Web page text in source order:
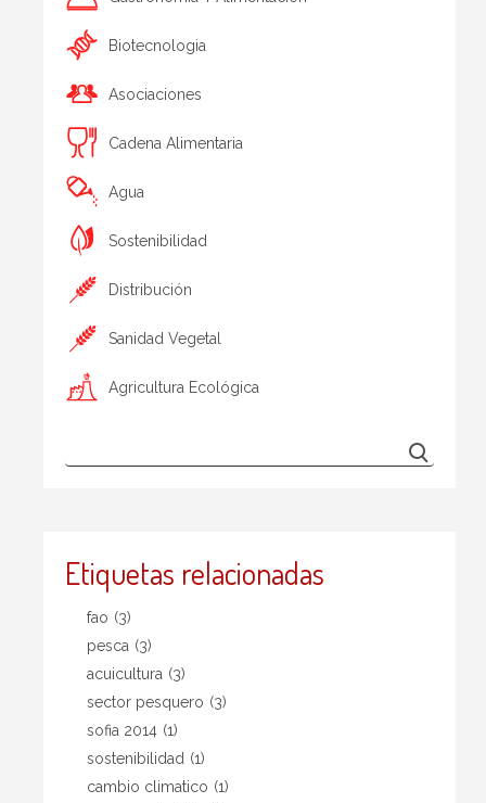
Biotecnologia
Asociaciones
Cadena Alimentaria
Agua
Sostenibilidad
Distribución
Sanidad Vegetal
Agricultura Ecológica
Etiquetas relacionadas
fao (3)
pesca (3)
acuicultura (3)
sector pesquero (3)
sofia 2014 (1)
sostenibilidad (1)
cambio climatico (1)